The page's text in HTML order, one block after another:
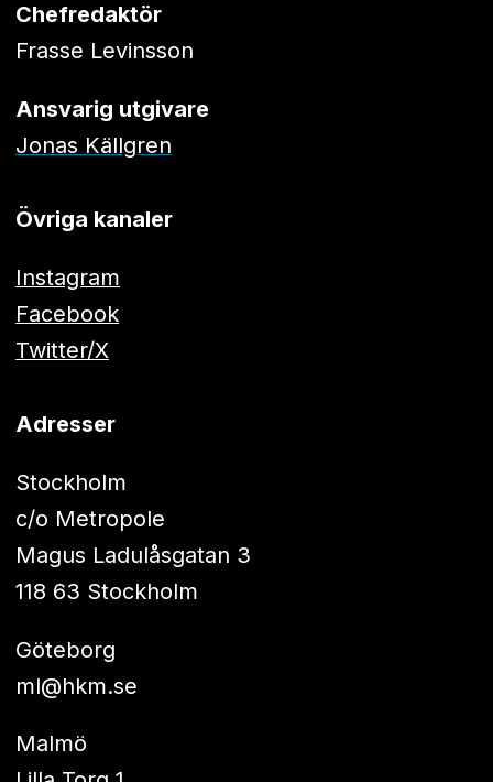
Chefredaktör
Frasse Levinsson
Ansvarig utgivare
Jonas Källgren
Övriga kanaler
Instagram
Facebook
Twitter/X
Adresser
Stockholm
c/o Metropole
Magus Ladulåsgatan 3
118 63 Stockholm
Göteborg
ml@hkm.se
Malmö